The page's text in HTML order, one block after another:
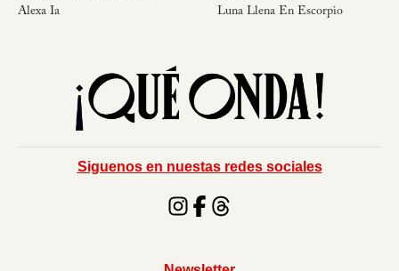
Alexa Ia
Luna Llena En Escorpio
Siguenos en nuestas redes sociales